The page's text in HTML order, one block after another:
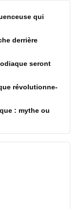
qui
derrière
seront
révolutionne-
: mythe ou